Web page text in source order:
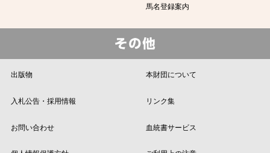
馬名登録案内
出版物 本財団について
入札公告・採用情報 リンク集
お問い合わせ 血統書サービス